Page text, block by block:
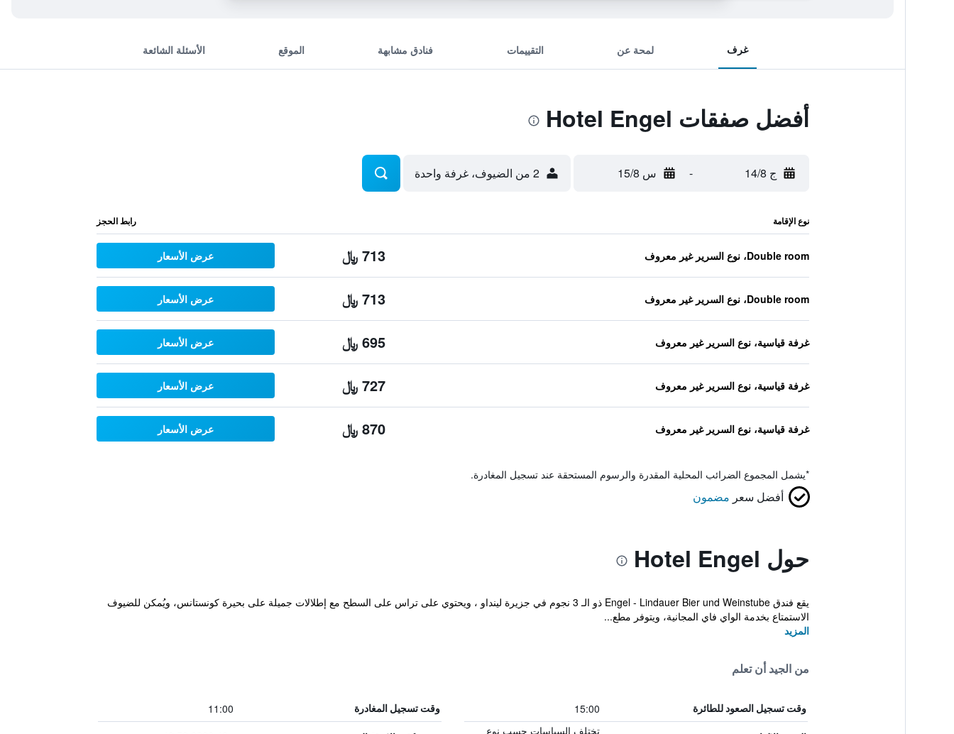
غرف لمحة عن التقييمات فنادق مشابهة الموقع الأسئلة الشائعة
أفضل صفقات Hotel Engel
ج 14/8 - س 15/8 2 من الضيوف، غرفة واحدة
نوع الإقامة رابط الحجز
Double room، نوع السرير غير معروف 713 ﷼ عرض الأسعار
Double room، نوع السرير غير معروف 713 ﷼ عرض الأسعار
غرفة قياسية، نوع السرير غير معروف 695 ﷼ عرض الأسعار
غرفة قياسية، نوع السرير غير معروف 727 ﷼ عرض الأسعار
غرفة قياسية، نوع السرير غير معروف 870 ﷼ عرض الأسعار
*يشمل المجموع الضرائب المحلية المقدرة والرسوم المستحقة عند تسجيل المغادرة.
أفضل سعر مضمون
حول Hotel Engel
يقع فندق Engel - Lindauer Bier und Weinstube ذو الـ 3 نجوم في جزيرة لينداو ، ويحتوي على تراس على السطح مع إطلالات جميلة على بحيرة كونستانس، ويُمكن للضيوف
الاستمتاع بخدمة الواي فاي المجانية، ويتوفر مطع...
المزيد
من الجيد أن تعلم
وقت تسجيل الصعود للطائرة 15:00 وقت تسجيل المغادرة 11:00
تختلف السياسات حسب نوع